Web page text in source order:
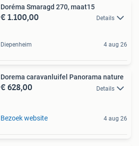
Doréma Smaragd 270, maat15
€ 1.100,00 Details
Diepenheim 4 aug 26
Dorema caravanluifel Panorama nature
€ 628,00 Details
Bezoek website 4 aug 26